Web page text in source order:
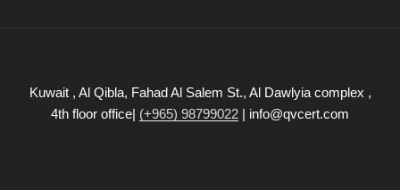
Kuwait , Al Qibla, Fahad Al Salem St., Al Dawlyia complex ,
4th floor office| (+965) 98799022 | info@qvcert.com